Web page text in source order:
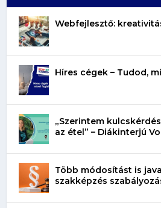
Webfejlesztő:
Híres cégek – Tudod,
„Szerintem
az étel” – Diákinterjú
Több módosítást is
szakképzés